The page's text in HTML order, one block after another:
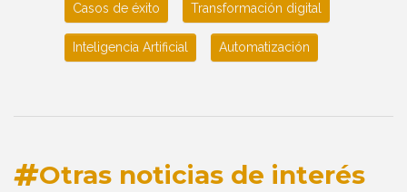
Casos de éxito Transformación digital
Inteligencia Artificial Automatización
Otras noticias de interés